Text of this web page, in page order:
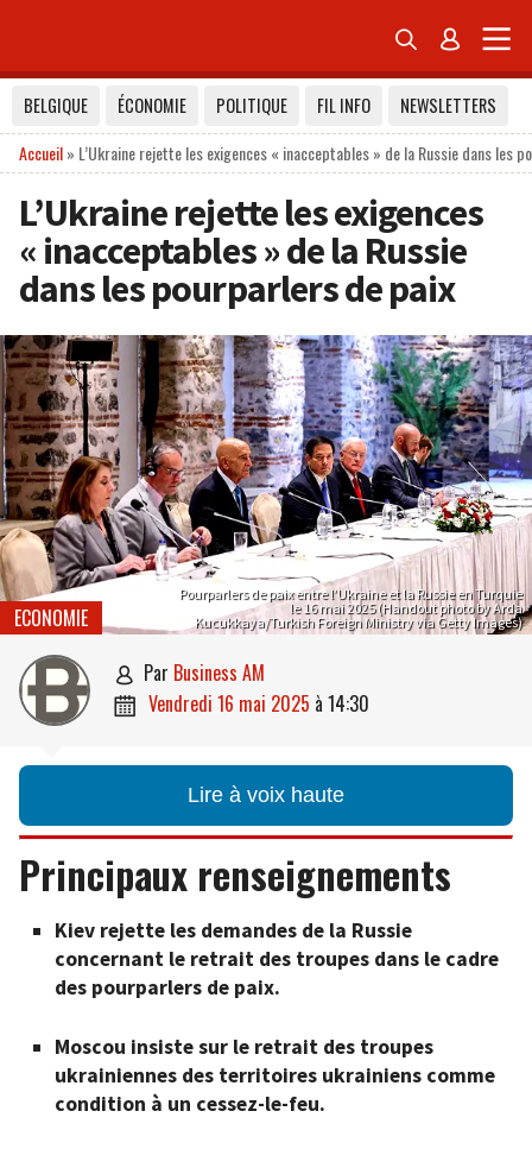
 
BELGIQUE ÉCONOMIE POLITIQUE FIL INFO
NEWSLETTERS
Accueil» L’Ukraine rejette les exigences « inacceptables » de la Russie dans les
L’Ukraine rejette les exigences
« inacceptables » de la Russie
dans les pourparlers de paix
Pourparlers de paix entre l’Ukraine et la Russie en Turquie
le 16 mai 2025 (Handout photo by Arda
Kucukkaya/Turkish Foreign Ministry via Getty Images)
ECONOMIE
 par Business AM
 vendredi 16 mai 2025 à 14:30
Lire à voix haute
Principaux renseignements
Kiev rejette les demandes de la Russie
concernant le retrait des troupes dans le cadre
des pourparlers de paix.
Moscou insiste sur le retrait des troupes
ukrainiennes des territoires ukrainiens comme
condition à un cessez-le-feu.